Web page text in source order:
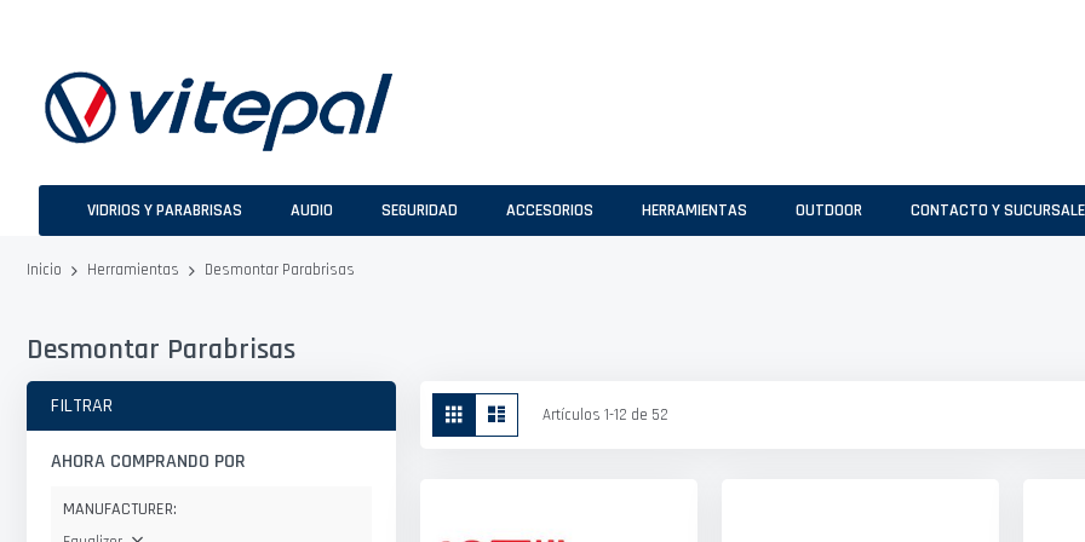
VIDRIOS Y PARABRISAS AUDIO SEGURIDAD ACCESORIOS HERRAMIENTAS OUTDOOR CONTACTO Y
Inicio Herramientas Desmontar Parabrisas
Desmontar Parabrisas
Ver
como
Parrilla Artículos 1-12 de 52
FILTRAR
AHORA COMPRANDO POR
MANUFACTURER